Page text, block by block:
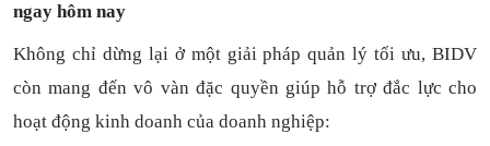
ngay hôm nay
Không chỉ dừng lại ở một giải pháp quản lý tối ưu, BIDV
còn mang đến vô vàn đặc quyền giúp hỗ trợ đắc lực cho
hoạt động kinh doanh của doanh nghiệp: